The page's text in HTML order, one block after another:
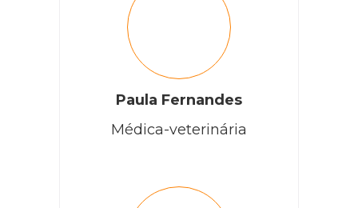
Paula Fernandes
Médica-veterinária